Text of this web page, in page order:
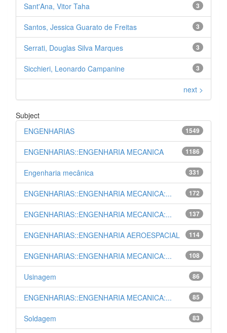
3
Sant'Ana, Vitor Taha
3
Santos, Jessica Guarato de Freitas
3
Serrati, Douglas Silva Marques
3
Sicchieri, Leonardo Campanine
next >
Subject
1549
ENGENHARIAS
1186
ENGENHARIAS::ENGENHARIA MECANICA
331
Engenharia mecânica
172
ENGENHARIAS::ENGENHARIA MECANICA:...
137
ENGENHARIAS::ENGENHARIA MECANICA:...
114
ENGENHARIAS::ENGENHARIA AEROESPACIAL
108
ENGENHARIAS::ENGENHARIA MECANICA:...
86
Usinagem
85
ENGENHARIAS::ENGENHARIA MECANICA:...
83
Soldagem